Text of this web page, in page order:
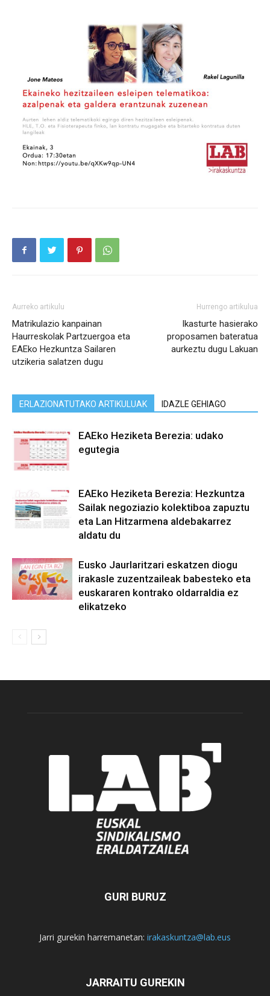
Aurreko artikulu
Matrikulazio kanpainan
Haurreskolak Partzuergoa eta
EAEko Hezkuntza Sailaren
utzikeria salatzen dugu
Hurrengo artikulua
Ikasturte hasierako
proposamen bateratua
aurkeztu dugu Lakuan
ERLAZIONATUTAKO ARTIKULUAK IDAZLE GEHIAGO
EAEko Heziketa Berezia: udako
egutegia
EAEko Heziketa Berezia: Hezkuntza
Sailak negoziazio kolektiboa zapuztu
eta Lan Hitzarmena aldebakarrez
aldatu du
Eusko Jaurlaritzari eskatzen diogu
irakasle zuzentzaileak babesteko eta
euskararen kontrako oldarraldia ez
elikatzeko
GURI BURUZ
Jarri gurekin harremanetan: irakaskuntza@lab.eus
JARRAITU GUREKIN